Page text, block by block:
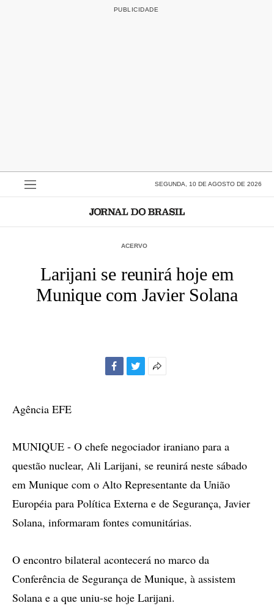
SEGUNDA, 10 DE AGOSTO DE 2026
ACERVO
Larijani se reunirá hoje em
Munique com Javier Solana
Agência EFE
MUNIQUE - O chefe negociador iraniano para a
questão nuclear, Ali Larijani, se reunirá neste sábado
em Munique com o Alto Representante da União
Européia para Política Externa e de Segurança, Javier
Solana, informaram fontes comunitárias.
O encontro bilateral acontecerá no marco da
Conferência de Segurança de Munique, à assistem
Solana e a que uniu-se hoje Larijani.